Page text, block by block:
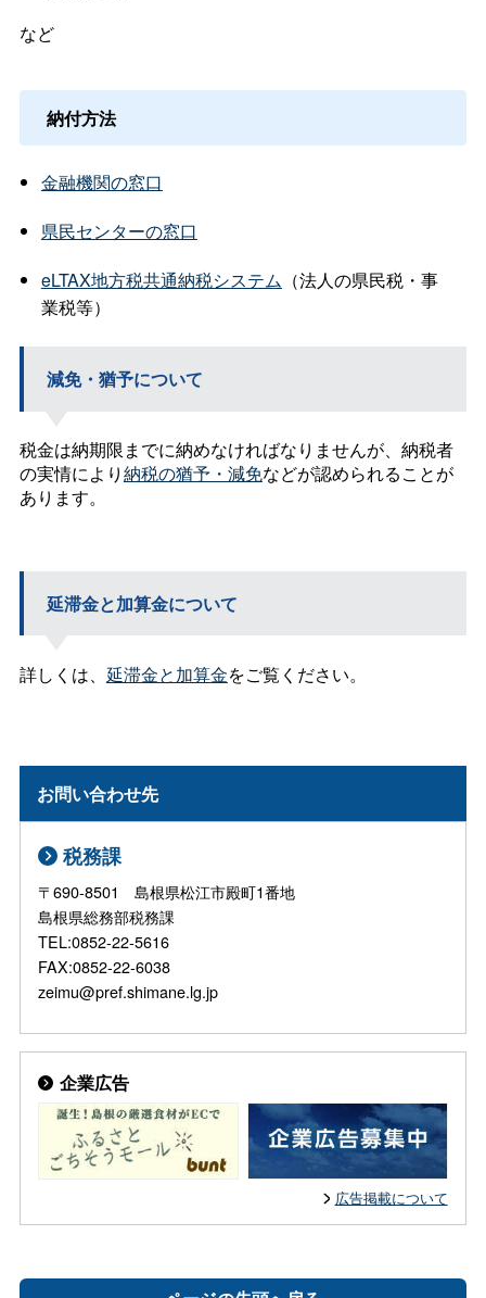
など
納付方法
金融機関の窓口
県民センターの窓口
eLTAX地方税共通納税システム （法人の県民税・事
業税等）
減免・猶予について
税金は納期限までに納めなければなりませんが、納税者
の実情により納税の猶予・減免などが認められることが
あります。
延滞金と加算金について
詳しくは、 延滞金と加算金をご覧ください。
お問い合わせ先
税務課
〒690-8501 島根県松江市殿町1番地
島根県総務部税務課
TEL:0852-22-5616
FAX:0852-22-6038
zeimu@pref.shimane.lg.jp
企業広告
広告掲載について